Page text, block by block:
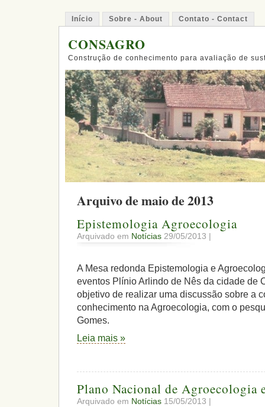
Início Sobre - About Contato - Contact
CONSAGRO
Construção de conhecimento para avaliação de
Arquivo de maio de 2013
Epistemologia Agroecologia
Arquivado em Notícias 29/05/2013 |
A Mesa redonda Epistemologia e
eventos Plínio Arlindo de Nês da cidade de
objetivo de realizar uma discussão sobre a
conhecimento na Agroecologia, com o
Gomes.
Leia mais »
Plano Nacional de Agroecologia
Arquivado em Notícias 15/05/2013 |